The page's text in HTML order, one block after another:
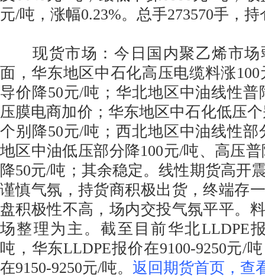
元/吨，涨幅0.23%。总手273570手，持
现货市场：今日国内聚乙烯市场
面，华东地区中石化高压电缆料涨
导价降50元/吨；华北地区中油线性普
压膜电商加价；华东地区中石化低压
个别降50元/吨；西北地区中油线性部
地区中油低压部分降100元/吨、高压
降50元/吨；其余稳定。线性期货高开
谨慎气氛，持货商积极出货，终端存
盘积极性不高，场内交投气氛平平。
场整理为主。截至目前华北LLDPE
吨，华东LLDPE报价在9100-9250元/
在9150-9250元/吨。 返回期货首页，查